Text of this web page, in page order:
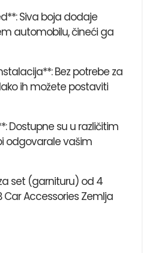
Siva boja dodaje
automobilu, čineći ga
Bez potrebe za
ih možete postaviti
Dostupne su u različitim
odgovarale vašim
set (garnituru) od 4
Car Accessories Zemlja